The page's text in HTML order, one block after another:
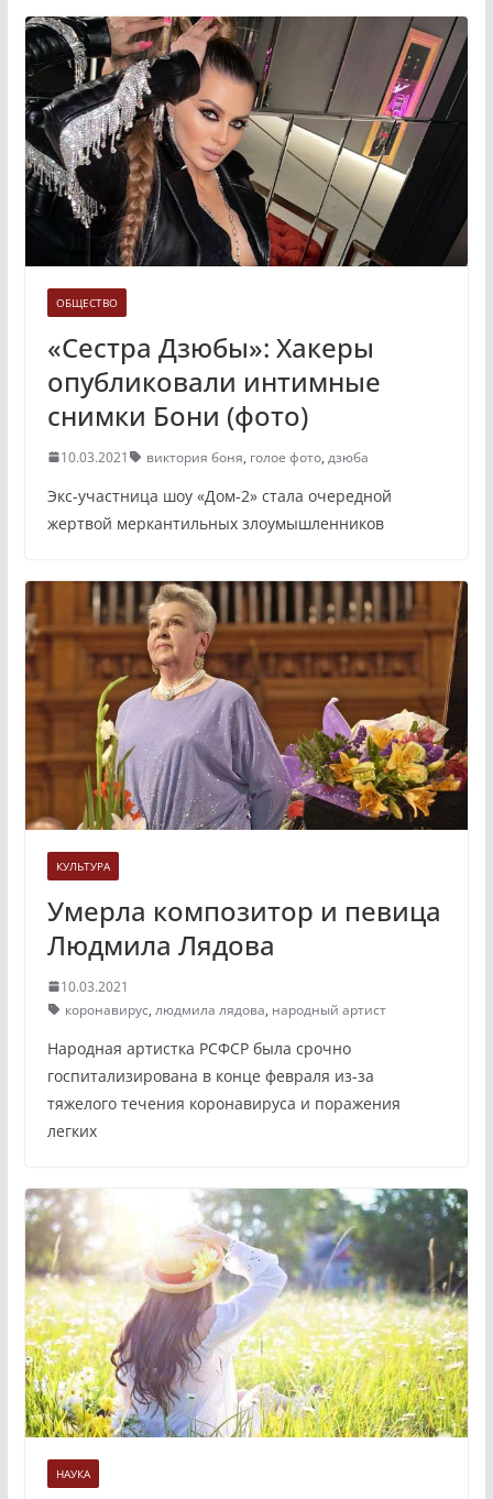
ОБЩЕСТВО
«Сестра Дзюбы»: Хакеры
опубликовали интимные
снимки Бони (фото)
10.03.2021 виктория боня, голое фото, дзюба
Экс-участница шоу «Дом-2» стала очередной
жертвой меркантильных злоумышленников
КУЛЬТУРА
Умерла композитор и певица
Людмила Лядова
10.03.2021
коронавирус, людмила лядова, народный артист
Народная артистка РСФСР была срочно
госпитализирована в конце февраля из-за
тяжелого течения коронавируса и поражения
легких
НАУКА